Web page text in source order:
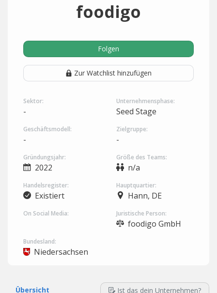
foodigo
Folgen
Zur Watchlist hinzufügen
Sektor:
-
Unternehmensphase:
Seed Stage
Geschäftsmodell:
-
Zielgruppe:
-
Gründungsjahr:
2022
Größe des Teams:
n/a
Handelsregister:
Existiert
Hauptquartier:
Hann, DE
On Social Media: Juristische Person:
foodigo GmbH
Bundesland:
Niedersachsen
Übersicht Ist das dein Unternehmen?